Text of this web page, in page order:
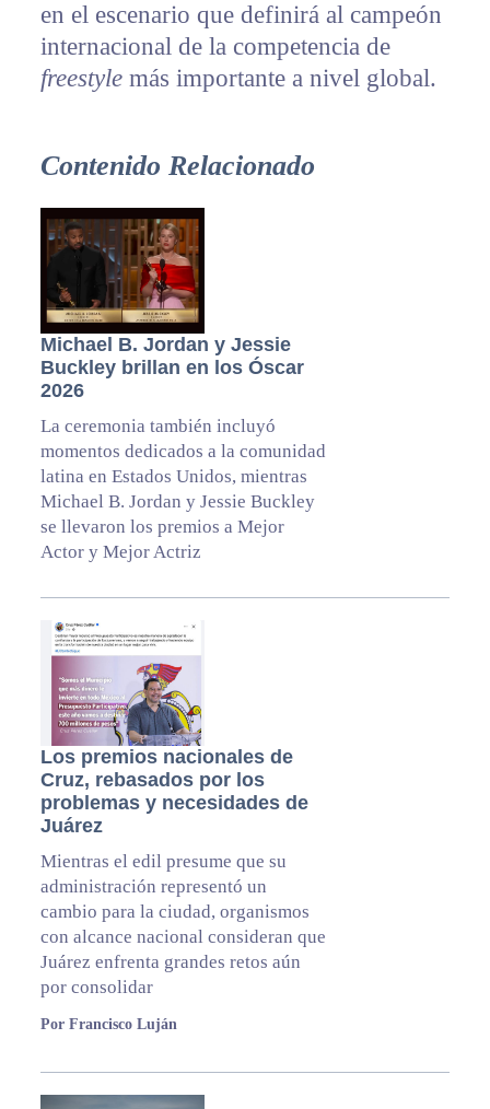
en el escenario que definirá al campeón
internacional de la competencia de
freestylemás importante a nivel global.
Contenido Relacionado
Michael B. Jordan y Jessie
Buckley brillan en los Óscar
2026
La ceremonia también incluyó
momentos dedicados a la comunidad
latina en Estados Unidos, mientras
Michael B. Jordan y Jessie Buckley
se llevaron los premios a Mejor
Actor y Mejor Actriz
Los premios nacionales de
Cruz, rebasados por los
problemas y necesidades de
Juárez
Mientras el edil presume que su
administración representó un
cambio para la ciudad, organismos
con alcance nacional consideran que
Juárez enfrenta grandes retos aún
por consolidar
Por Francisco Luján